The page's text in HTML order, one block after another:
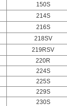
150S
214S
216S
218SV
219RSV
220R
224S
225S
229S
230S